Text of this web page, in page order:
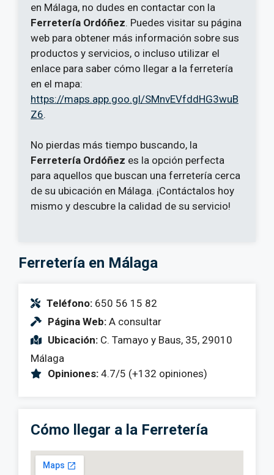
en Málaga, no dudes en contactar con la
Ferretería Ordóñez. Puedes visitar su página
web para obtener más información sobre sus
productos y servicios, o incluso utilizar el
enlace para saber cómo llegar a la ferretería
en el mapa:
https://maps.app.goo.gl/SMnvEVfddHG3wuB
Z6.
No pierdas más tiempo buscando, la
Ferretería Ordóñez es la opción perfecta
para aquellos que buscan una ferretería cerca
de su ubicación en Málaga. ¡Contáctalos hoy
mismo y descubre la calidad de su servicio!
Ferretería en Málaga
Teléfono: 650 56 15 82
Página Web: A consultar
Ubicación: C. Tamayo y Baus, 35, 29010
Málaga
Opiniones: 4.7/5 (+132 opiniones)
Cómo llegar a la Ferretería